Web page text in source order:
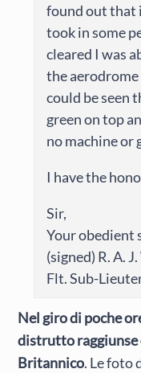
found out that
took in some
cleared I was
the aerodrome
could be seen
green on top
no machine or
I have the
Sir,
Your obedient
(signed) R. A.
Flt. Sub-
Nel giro di poche
distrutto raggiunse
Britannico. Le foto